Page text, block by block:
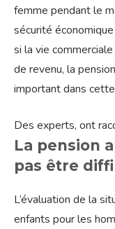
femme pendant le
sécurité
si la vie
de revenu, la
important dans
Des experts, ont
La pension
pas être
L’évaluation de la
enfants pour les